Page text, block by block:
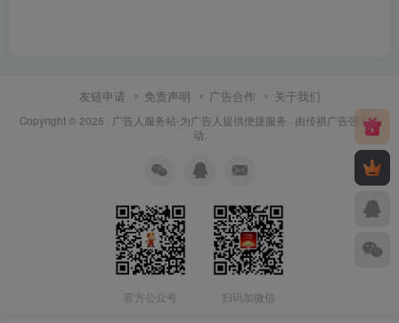
友链申请 免责声明 广告合作 关于我们
Copyright © 2025 · 广告人服务站-为广告人提供便捷服务 · 由传祺广告强力驱
动.
官方公众号 扫码加微信